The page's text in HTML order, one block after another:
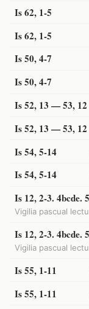
Is 62, 1-5
Is 62, 1-5
Is 50, 4-7
Is 50, 4-7
Is 52, 13 — 53, 12
Is 52, 13 — 53, 12
Is 54, 5-14
Is 54, 5-14
Is 12, 2-3. 4bcde.
Vigilia pascual
Is 12, 2-3. 4bcde.
Vigilia pascual
Is 55, 1-11
Is 55, 1-11